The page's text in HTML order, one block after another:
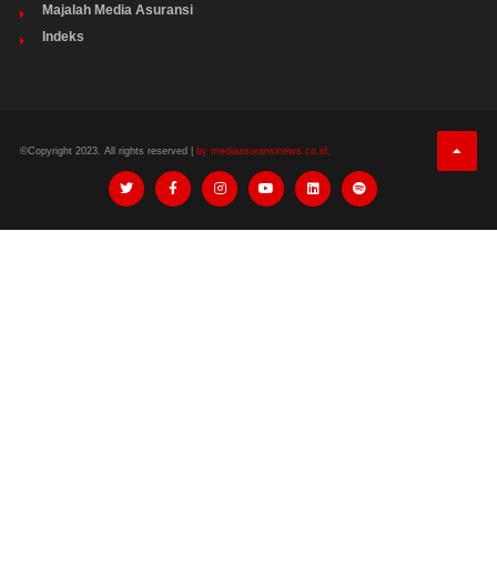
Majalah Media Asuransi
Indeks
©Copyright 2023. All rights reserved | by mediaasuransinews.co.id.